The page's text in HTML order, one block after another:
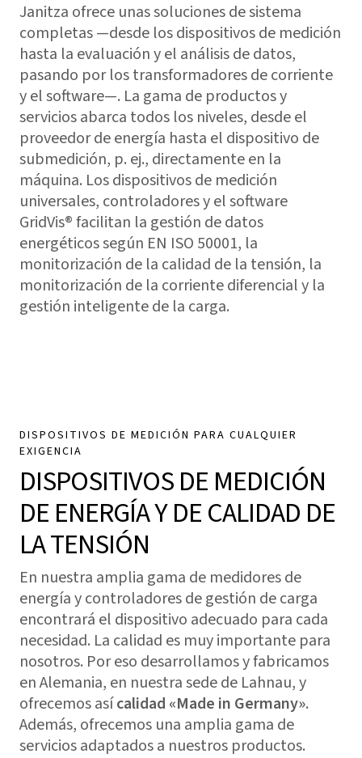
Janitza ofrece unas soluciones de sistema
completas —desde los dispositivos de medición
hasta la evaluación y el análisis de datos,
pasando por los transformadores de corriente
y el software—. La gama de productos y
servicios abarca todos los niveles, desde el
proveedor de energía hasta el dispositivo de
submedición, p. ej., directamente en la
máquina. Los dispositivos de medición
universales, controladores y el software
GridVis® facilitan la gestión de datos
energéticos según EN ISO 50001, la
monitorización de la calidad de la tensión, la
monitorización de la corriente diferencial y la
gestión inteligente de la carga.
DISPOSITIVOS DE MEDICIÓN PARA CUALQUIER
EXIGENCIA
DISPOSITIVOS DE MEDICIÓN
DE ENERGÍA Y DE CALIDAD DE
LA TENSIÓN
En nuestra amplia gama de medidores de
energía y controladores de gestión de carga
encontrará el dispositivo adecuado para cada
necesidad. La calidad es muy importante para
nosotros. Por eso desarrollamos y fabricamos
en Alemania, en nuestra sede de Lahnau, y
ofrecemos asícalidad «Made in Germany».
Además, ofrecemos una amplia gama de
servicios adaptados a nuestros productos.